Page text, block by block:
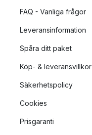
FAQ - Vanliga frågor
Leveransinformation
Spåra ditt paket
Köp- & leveransvillkor
Säkerhetspolicy
Cookies
Prisgaranti